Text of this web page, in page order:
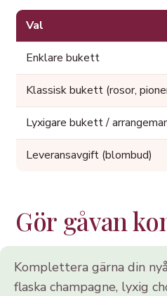
Val
Enklare bukett
Klassisk bukett (rosor,
Lyxigare bukett /
Leveransavgift (blombud)
Gör gåvan
Komplettera gärna din
flaska champagne, lyxig